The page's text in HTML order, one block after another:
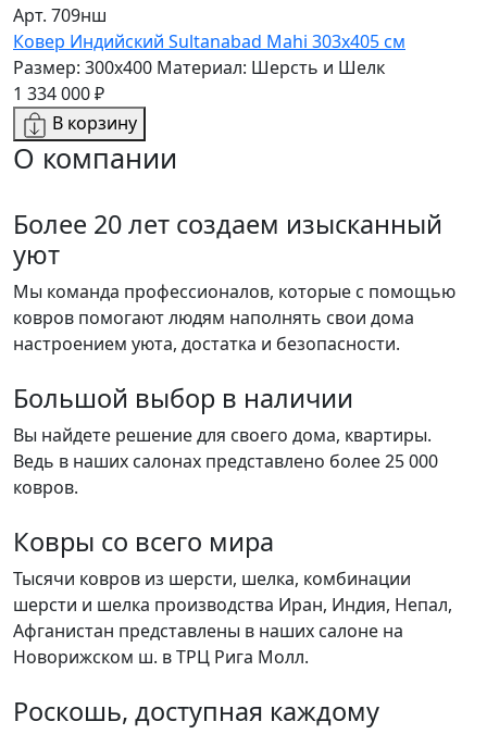
Арт. 709нш
Ковер Индийский Sultanabad Mahi 303x405 см
Размер: 300x400 Материал: Шерсть и Шелк
1 334 000 ₽
В корзину
О компании
Более 20 лет создаем изысканный
уют
Мы команда профессионалов, которые с помощью
ковров помогают людям наполнять свои дома
настроением уюта, достатка и безопасности.
Большой выбор в наличии
Вы найдете решение для своего дома, квартиры.
Ведь в наших салонах представлено более 25 000
ковров.
Ковры со всего мира
Тысячи ковров из шерсти, шелка, комбинации
шерсти и шелка производства Иран, Индия, Непал,
Афганистан представлены в наших салоне на
Новорижском ш. в ТРЦ Рига Молл.
Роскошь, доступная каждому